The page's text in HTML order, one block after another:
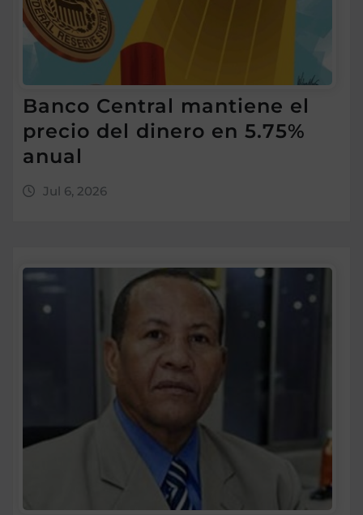
Banco Central mantiene el
precio del dinero en 5.75%
anual
Jul 6, 2026